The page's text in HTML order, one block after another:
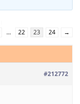
… 22 23 24 →
#212772